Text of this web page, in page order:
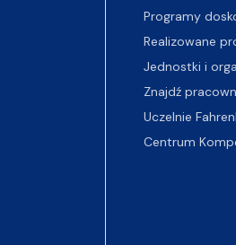
Programy
Realizowane
Jednostki i
Znajdź
Uczelnie
Centrum